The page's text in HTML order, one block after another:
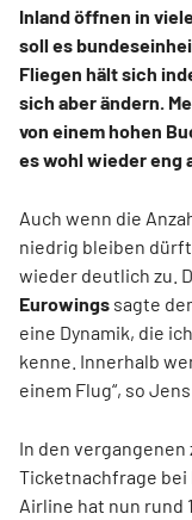
Inland öffnen in
soll es
Fliegen hält sich
sich aber ändern.
von einem hohen
es wohl wieder eng
Auch wenn die
niedrig bleiben
wieder deutlich zu.
Eurowings sagte
eine Dynamik, die
kenne. Innerhalb
einem Flug“, so
In den vergangenen
Ticketnachfrage
Airline hat nun rund